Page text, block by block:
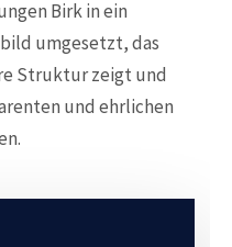
Birk in ein
umgesetzt, das
Struktur zeigt und
und ehrlichen